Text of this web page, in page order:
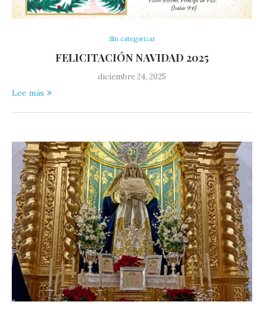
Sin categorizar
FELICITACIÓN NAVIDAD 2025
diciembre 24, 2025
Lee más